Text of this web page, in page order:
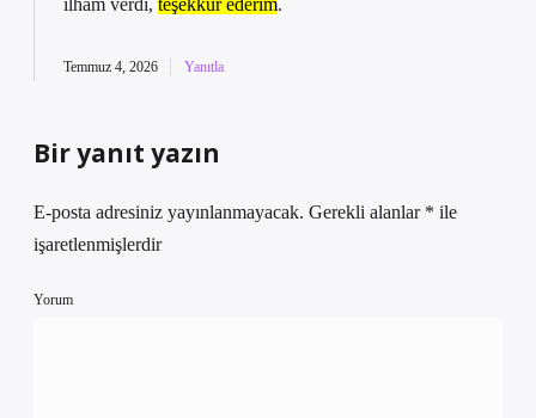
ilham verdi, teşekkür ederim.
Temmuz 4, 2026 Yanıtla
Bir yanıt yazın
E-posta adresiniz yayınlanmayacak. Gerekli alanlar * ile
işaretlenmişlerdir
Yorum